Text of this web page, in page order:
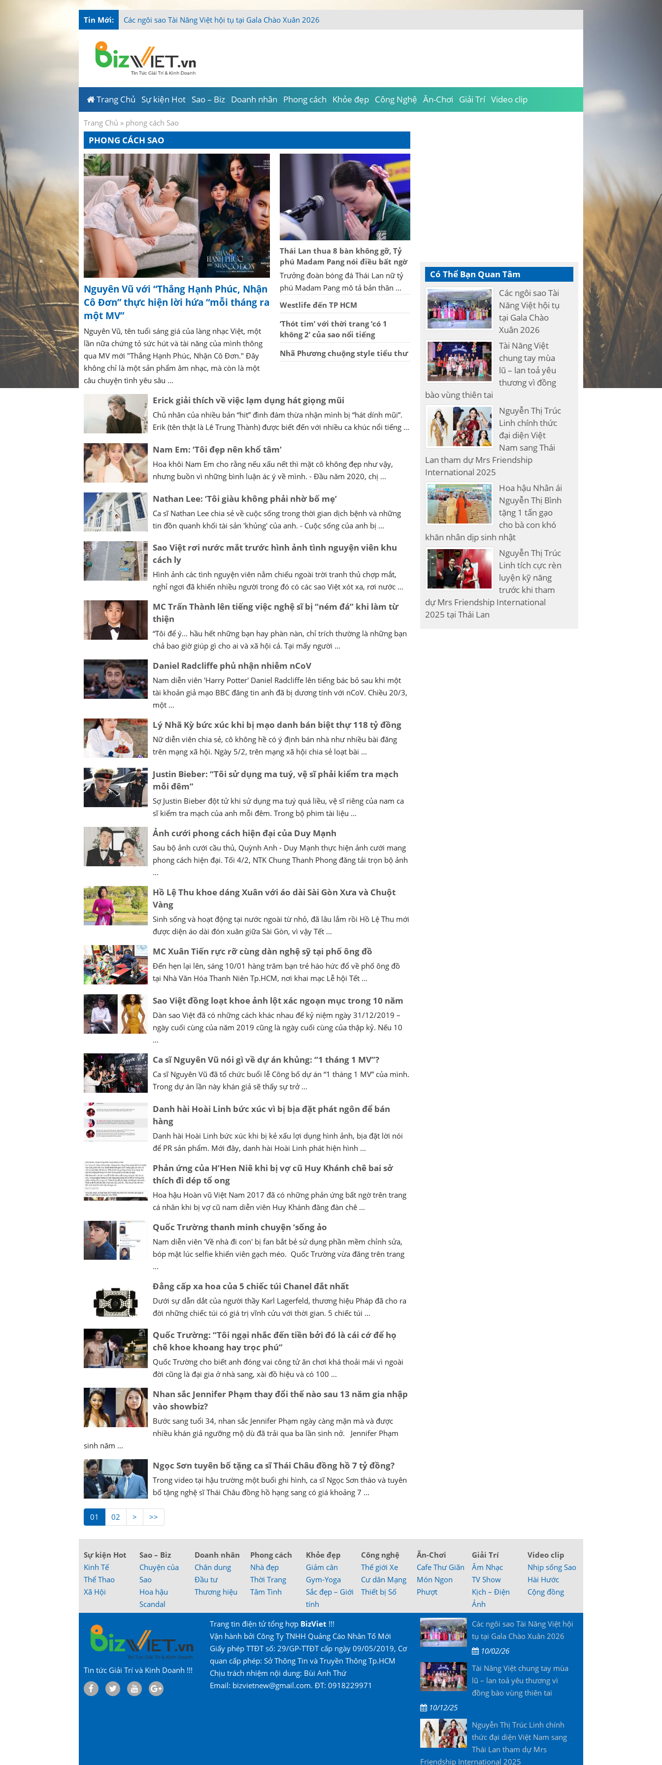
Tin Mới: -
Trang Chủ Sự kiện Hot Sao – Biz Doanh nhân Phong cách Khỏe đẹp Công Nghệ Ăn-Chơi Giải Trí Video clip
Trang Chủ » phong cách Sao
PHONG CÁCH SAO
Nguyên Vũ với “Thắng Hạnh Phúc, Nhận
Cô Đơn” thực hiện lời hứa “mỗi tháng ra
một MV”
Nguyên Vũ, tên tuổi sáng giá của làng nhạc Việt, một
lần nữa chứng tỏ sức hút và tài năng của mình thông
qua MV mới "Thắng Hạnh Phúc, Nhận Cô Đơn." Đây
không chỉ là một sản phẩm âm nhạc, mà còn là một
câu chuyện tình yêu sâu ...
Thái Lan thua 8 bàn không gỡ, Tỷ
phú Madam Pang nói điều bất ngờ
Trưởng đoàn bóng đá Thái Lan nữ tỷ
phú Madam Pang mô tả bản thân ...
Westlife đến TP HCM
‘Thót tim’ với thời trang ‘có 1
không 2’ của sao nổi tiếng
Nhã Phương chuộng style tiểu thư
Erick giải thích về việc lạm dụng hát giọng mũi
Chủ nhân của nhiều bản “hit” đình đám thừa nhận mình bị “hát dính mũi”.
Erik (tên thật là Lê Trung Thành) được biết đến với nhiều ca khúc nổi tiếng ...
Nam Em: ‘Tôi đẹp nên khổ tâm’
Hoa khôi Nam Em cho rằng nếu xấu nết thì mặt cô không đẹp như vậy,
nhưng buồn vì những bình luận ác ý về mình. - Đầu năm 2020, chị ...
Nathan Lee: ‘Tôi giàu không phải nhờ bố mẹ’
Ca sĩ Nathan Lee chia sẻ về cuộc sống trong thời gian dịch bệnh và những
tin đồn quanh khối tài sản 'khủng' của anh. - Cuộc sống của anh bị ...
Sao Việt rơi nước mắt trước hình ảnh tình nguyện viên khu
cách ly
Hình ảnh các tình nguyện viên nằm chiếu ngoài trời tranh thủ chợp mắt,
nghỉ ngơi đã khiến nhiều người trong đó có các sao Việt xót xa, rơi nước ...
MC Trấn Thành lên tiếng việc nghệ sĩ bị “ném đá” khi làm từ
thiện
“Tôi để ý... hầu hết những bạn hay phàn nàn, chỉ trích thường là những bạn
chả bao giờ giúp gì cho ai và xã hội cả. Tại mấy người ...
Daniel Radcliffe phủ nhận nhiễm nCoV
Nam diễn viên 'Harry Potter' Daniel Radcliffe lên tiếng bác bỏ sau khi một
tài khoản giả mạo BBC đăng tin anh đã bị dương tính với nCoV. Chiều 20/3,
một ...
Lý Nhã Kỳ bức xúc khi bị mạo danh bán biệt thự 118 tỷ đồng
Nữ diễn viên chia sẻ, cô không hề có ý định bán nhà như nhiều bài đăng
trên mạng xã hội. Ngày 5/2, trên mạng xã hội chia sẻ loạt bài ...
Justin Bieber: “Tôi sử dụng ma tuý, vệ sĩ phải kiểm tra mạch
mỗi đêm”
Sợ Justin Bieber đột tử khi sử dụng ma tuý quá liều, vệ sĩ riêng của nam ca
sĩ kiểm tra mạch của anh mỗi đêm. Trong bộ phim tài liệu ...
Ảnh cưới phong cách hiện đại của Duy Mạnh
Sau bộ ảnh cưới cầu thủ, Quỳnh Anh - Duy Mạnh thực hiện ảnh cưới mang
phong cách hiện đại. Tối 4/2, NTK Chung Thanh Phong đăng tải trọn bộ ảnh
...
Hồ Lệ Thu khoe dáng Xuân với áo dài Sài Gòn Xưa và Chuột
Vàng
Sinh sống và hoạt động tại nước ngoài từ nhỏ, đã lâu lắm rồi Hồ Lệ Thu mới
được diện áo dài đón xuân giữa Sài Gòn, vì vậy Tết ...
MC Xuân Tiến rực rỡ cùng dàn nghệ sỹ tại phố ông đồ
Đến hẹn lại lên, sáng 10/01 hàng trăm bạn trẻ háo hức đổ về phố ông đồ
tại Nhà Văn Hóa Thanh Niên Tp.HCM, nơi khai mạc Lễ hội Tết ...
Sao Việt đồng loạt khoe ảnh lột xác ngoạn mục trong 10 năm
Dàn sao Việt đã có những cách khác nhau để kỷ niệm ngày 31/12/2019 –
ngày cuối cùng của năm 2019 cũng là ngày cuối cùng của thập kỷ. Nếu 10
...
Ca sĩ Nguyên Vũ nói gì về dự án khủng: “1 tháng 1 MV”?
Ca sĩ Nguyên Vũ đã tổ chức buổi lễ Công bố dự án “1 tháng 1 MV” của mình.
Trong dự án lần này khán giả sẽ thấy sự trở ...
Danh hài Hoài Linh bức xúc vì bị bịa đặt phát ngôn để bán
hàng
Danh hài Hoài Linh bức xúc khi bị kẻ xấu lợi dụng hình ảnh, bịa đặt lời nói
để PR sản phẩm. Mới đây, danh hài Hoài Linh phát hiện hình ...
Phản ứng của H’Hen Niê khi bị vợ cũ Huy Khánh chê bai sở
thích đi dép tổ ong
Hoa hậu Hoàn vũ Việt Nam 2017 đã có những phản ứng bất ngờ trên trang
cá nhân khi bị vợ cũ nam diễn viên Huy Khánh đăng đàn chê ...
Quốc Trường thanh minh chuyện ‘sống ảo
Nam diễn viên 'Về nhà đi con' bị fan bắt bẻ sử dụng phần mềm chỉnh sửa,
bóp mặt lúc selfie khiến viên gạch méo. Quốc Trường vừa đăng trên trang
...
Đẳng cấp xa hoa của 5 chiếc túi Chanel đắt nhất
Dưới sự dẫn dắt của người thầy Karl Lagerfeld, thương hiệu Pháp đã cho ra
đời những chiếc túi có giá trị vĩnh cửu với thời gian. 5 chiếc túi ...
Quốc Trường: “Tôi ngại nhắc đến tiền bởi đó là cái cớ để họ
chê khoe khoang hay trọc phú”
Quốc Trường cho biết anh đóng vai công tử ăn chơi khá thoải mái vì ngoài
đời cũng là đại gia ở nhà sang, xài đồ hiệu và có 100 ...
Nhan sắc Jennifer Phạm thay đổi thế nào sau 13 năm gia nhập
vào showbiz?
Bước sang tuổi 34, nhan sắc Jennifer Phạm ngày càng mặn mà và được
nhiều khán giả ngưỡng mộ dù đã trải qua ba lần sinh nở. Jennifer Phạm
sinh năm ...
Ngọc Sơn tuyên bố tặng ca sĩ Thái Châu đồng hồ 7 tỷ đồng?
Trong video tại hậu trường một buổi ghi hình, ca sĩ Ngọc Sơn tháo và tuyên
bố tặng nghệ sĩ Thái Châu đồng hồ hạng sang có giá khoảng 7 ...
01 02 > >>
Có Thể Bạn Quan Tâm
Các ngôi sao Tài
Năng Việt hội tụ
tại Gala Chào
Xuân 2026
Tài Năng Việt
chung tay mùa
lũ – lan toả yêu
thương vì đồng
bào vùng thiên tai
Nguyễn Thị Trúc
Linh chính thức
đại diện Việt
Nam sang Thái
Lan tham dự Mrs Friendship
International 2025
Hoa hậu Nhân ái
Nguyễn Thị Bình
tặng 1 tấn gạo
cho bà con khó
khăn nhân dịp sinh nhật
Nguyễn Thị Trúc
Linh tích cực rèn
luyện kỹ năng
trước khi tham
dự Mrs Friendship International
2025 tại Thái Lan
Sự kiện Hot
Kinh Tế
Thể Thao
Xã Hội
Sao – Biz
Chuyện của
Sao
Hoa hậu
Scandal
Doanh nhân
Chân dung
Đầu tư
Thương hiệu
Phong cách
Nhà đẹp
Thời Trang
Tâm Tình
Khỏe đẹp
Giảm cân
Gym-Yoga
Sắc đẹp – Giới
tính
Công nghệ
Thế giới Xe
Cư dân Mạng
Thiết bị Số
Ăn-Chơi
Cafe Thư Giãn
Món Ngon
Phượt
Giải Trí
Âm Nhạc
TV Show
Kịch – Điện
Ảnh
Video clip
Nhịp sống Sao
Hài Hước
Cộng đồng
Tin tức Giải Trí và Kinh Doanh !!!
Trang tin điện tử tổng hợp BizViet !!!
Vận hành bởi Công Ty TNHH Quảng Cáo Nhân Tố Mới
Giấy phép TTĐT số: 29/GP-TTĐT cấp ngày 09/05/2019, Cơ
quan cấp phép: Sở Thông Tin và Truyền Thông Tp.HCM
Chịu trách nhiệm nội dung: Bùi Anh Thứ
Email: bizvietnew@gmail.com. ĐT: 0918229971
Các ngôi sao Tài Năng Việt hội
tụ tại Gala Chào Xuân 2026
10/02/26
Tài Năng Việt chung tay mùa
lũ – lan toả yêu thương vì
đồng bào vùng thiên tai
10/12/25
Nguyễn Thị Trúc Linh chính
thức đại diện Việt Nam sang
Thái Lan tham dự Mrs
Friendship International 2025